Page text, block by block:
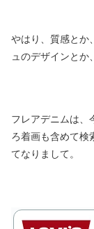
やはり、質感とか
ュのデザインとか
フレアデニムは、
ろ着画も含めて検
てなりまして。